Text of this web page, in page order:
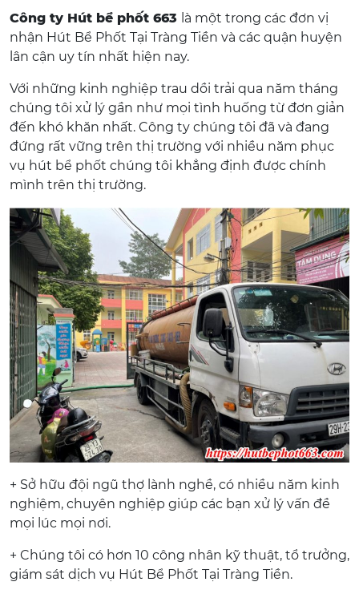
Công ty Hút bể phốt 663 là một trong các đơn vị
nhận Hút Bể Phốt Tại Tràng Tiền và các quận huyện
lân cận uy tín nhất hiện nay.
Với những kinh nghiệp trau dồi trải qua năm tháng
chúng tôi xử lý gần như mọi tình huống từ đơn giản
đến khó khăn nhất. Công ty chúng tôi đã và đang
đứng rất vững trên thị trường với nhiều năm phục
vụ hút bể phốt chúng tôi khẳng định được chính
mình trên thị trường.
+ Sở hữu đội ngũ thợ lành nghề, có nhiều năm kinh
nghiệm, chuyên nghiệp giúp các bạn xử lý vấn đề
mọi lúc mọi nơi.
+ Chúng tôi có hơn 10 công nhân kỹ thuật, tổ trưởng,
giám sát dịch vụ Hút Bể Phốt Tại Tràng Tiền.